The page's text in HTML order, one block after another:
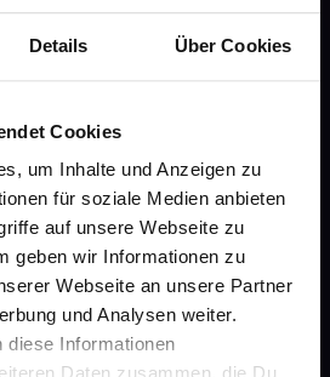
Details Über Cookies
Cookies
um Inhalte und Anzeigen zu
für soziale Medien anbieten
auf unsere Webseite zu
geben wir Informationen zu
Webseite an unsere Partner
und Analysen weiter.
diese Informationen